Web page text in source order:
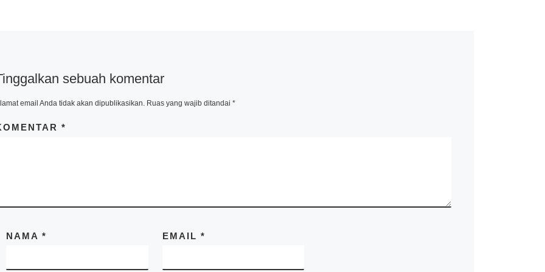
sebuah komentar
email Anda tidak akan dipublikasikan. Ruas yang wajib ditandai *
*
NAMA* EMAIL *